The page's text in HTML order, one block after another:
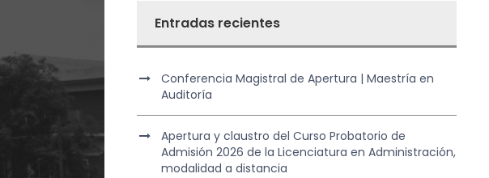
Entradas recientes
Conferencia Magistral de Apertura | Maestría en
Auditoría
Apertura y claustro del Curso Probatorio de
Admisión 2026 de la Licenciatura en Administración,
modalidad a distancia